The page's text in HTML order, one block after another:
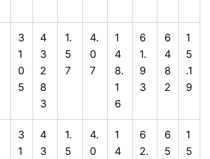
3
1
0
5
4
3
2
8
3
1.
5
7
4.
0
7
1
4
8.
1
6
6
1.
9
3
6
4
8
2
1
5
.1
9
3
1
4
3
1.
5
4.
0
1
4
6
2.
6
5
1
5